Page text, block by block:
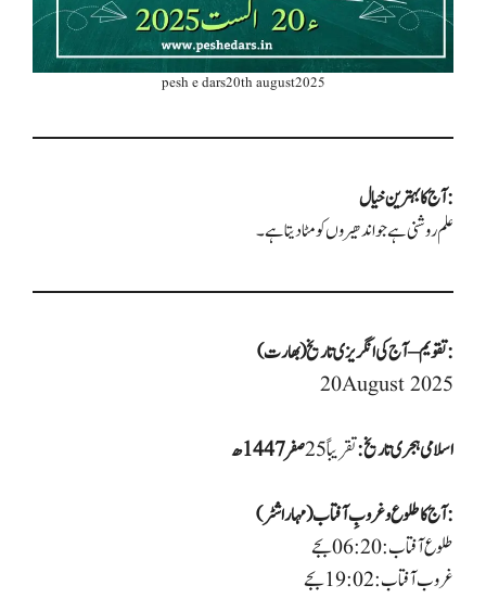
pesh e dars20th august2025
آج کا بہترین خیال:
علم روشنی ہے جو اندھیروں کو مٹا دیتا ہے۔
تقویم – آج کی انگریزی تاریخ (بھارت):
20 August 2025
اسلامی ہجری تاریخ:تقریباً25 صفر 1447ھ
آج کا طلوع و غروبِ آفتاب (مہاراشٹر):
طلوع آفتاب: 06:20 بجے
غروب آفتاب: 19:02 بجے